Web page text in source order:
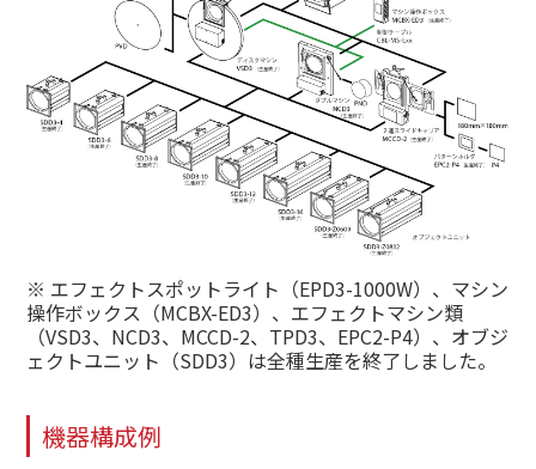
※ エフェクトスポットライト（EPD3-1000W）、マシン
操作ボックス（MCBX-ED3）、エフェクトマシン類
（VSD3、NCD3、MCCD-2、TPD3、EPC2-P4）、オブジ
ェクトユニット（SDD3）は全種生産を終了しました。
機器構成例